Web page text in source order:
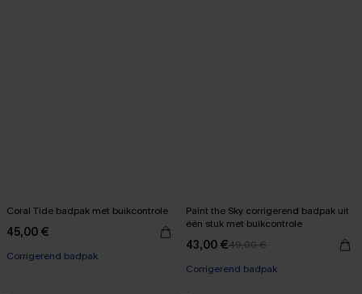
Coral Tide badpak met buikcontrole
45,00 €
Corrigerend badpak
Paint the Sky corrigerend badpak uit
één stuk met buikcontrole
43,00 €49,00 €
Corrigerend badpak